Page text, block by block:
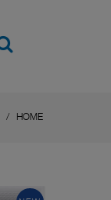
HOME